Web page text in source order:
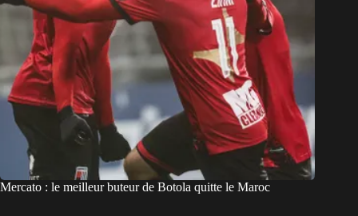
Mercato : le meilleur buteur de Botola quitte le Maroc